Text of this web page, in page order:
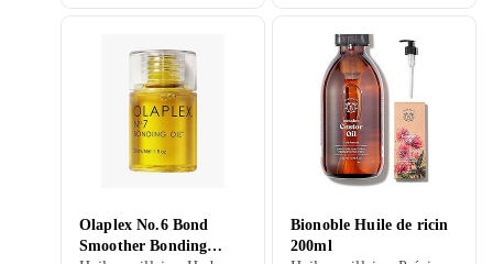
Olaplex No.6 Bond
Smoother Bonding
Bionoble Huile de ricin
200ml